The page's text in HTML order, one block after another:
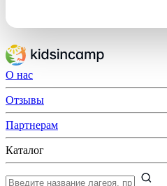
О нас
Отзывы
Партнерам
Каталог